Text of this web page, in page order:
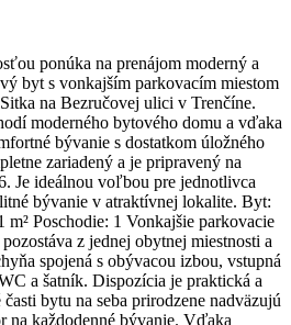
ponúka na prenájom moderný a
byt s vonkajším parkovacím miestom
na Bezručovej ulici v Trenčíne.
moderného bytového domu a vďaka
bývanie s dostatkom úložného
zariadený a je pripravený na
Je ideálnou voľbou pre jednotlivca
bývanie v atraktívnej lokalite. Byt:
Poschodie: 1 Vonkajšie parkovacie
z jednej obytnej miestnosti a
spojená s obývacou izbou, vstupná
a šatník. Dispozícia je praktická a
bytu na seba prirodzene nadväzujú
na každodenné bývanie. Vďaka